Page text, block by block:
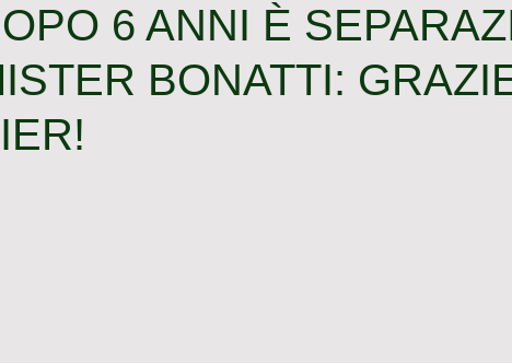
6 ANNI È
BONATTI: